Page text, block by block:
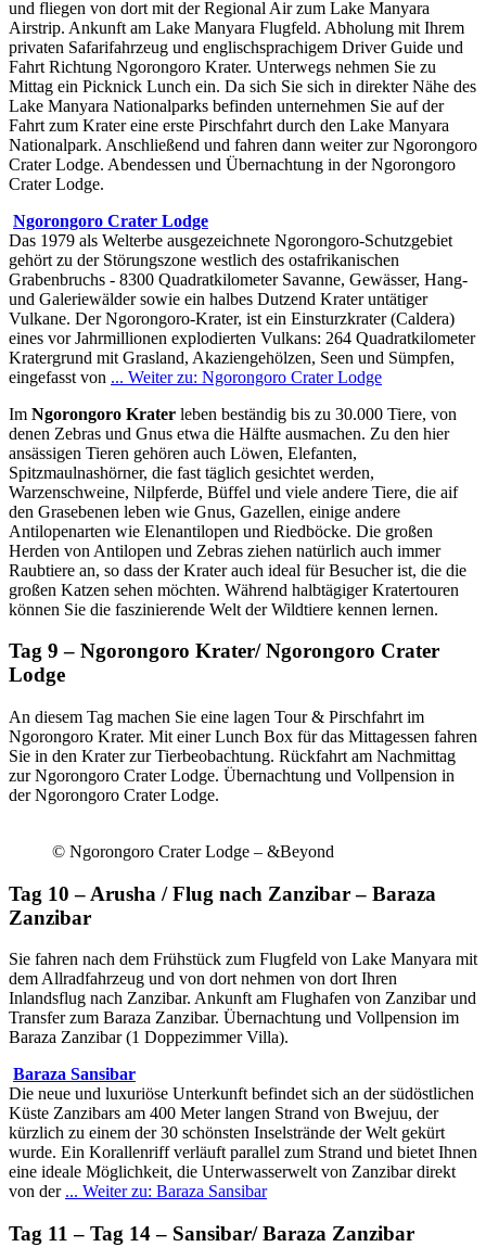
und fliegen von dort mit der Regional Air zum Lake Manyara
Airstrip. Ankunft am Lake Manyara Flugfeld. Abholung mit Ihrem
privaten Safarifahrzeug und englischsprachigem Driver Guide und
Fahrt Richtung Ngorongoro Krater. Unterwegs nehmen Sie zu
Mittag ein Picknick Lunch ein. Da sich Sie sich in direkter Nähe des
Lake Manyara Nationalparks befinden unternehmen Sie auf der
Fahrt zum Krater eine erste Pirschfahrt durch den Lake Manyara
Nationalpark. Anschließend und fahren dann weiter zur Ngorongoro
Crater Lodge. Abendessen und Übernachtung in der Ngorongoro
Crater Lodge.
Ngorongoro Crater Lodge
Das 1979 als Welterbe ausgezeichnete Ngorongoro-Schutzgebiet
gehört zu der Störungszone westlich des ostafrikanischen
Grabenbruchs - 8300 Quadratkilometer Savanne, Gewässer, Hang-
und Galeriewälder sowie ein halbes Dutzend Krater untätiger
Vulkane. Der Ngorongoro-Krater, ist ein Einsturzkrater (Caldera)
eines vor Jahrmillionen explodierten Vulkans: 264 Quadratkilometer
Kratergrund mit Grasland, Akaziengehölzen, Seen und Sümpfen,
eingefasst von ... Weiter zu: Ngorongoro Crater Lodge
Im Ngorongoro Krater leben beständig bis zu 30.000 Tiere, von
denen Zebras und Gnus etwa die Hälfte ausmachen. Zu den hier
ansässigen Tieren gehören auch Löwen, Elefanten,
Spitzmaulnashörner, die fast täglich gesichtet werden,
Warzenschweine, Nilpferde, Büffel und viele andere Tiere, die aif
den Grasebenen leben wie Gnus, Gazellen, einige andere
Antilopenarten wie Elenantilopen und Riedböcke. Die großen
Herden von Antilopen und Zebras ziehen natürlich auch immer
Raubtiere an, so dass der Krater auch ideal für Besucher ist, die die
großen Katzen sehen möchten. Während halbtägiger Kratertouren
können Sie die faszinierende Welt der Wildtiere kennen lernen.
Tag 9 – Ngorongoro Krater/ Ngorongoro Crater
Lodge
An diesem Tag machen Sie eine lagen Tour & Pirschfahrt im
Ngorongoro Krater. Mit einer Lunch Box für das Mittagessen fahren
Sie in den Krater zur Tierbeobachtung. Rückfahrt am Nachmittag
zur Ngorongoro Crater Lodge. Übernachtung und Vollpension in
der Ngorongoro Crater Lodge.
© Ngorongoro Crater Lodge – &Beyond
Tag 10 – Arusha / Flug nach Zanzibar – Baraza
Zanzibar
Sie fahren nach dem Frühstück zum Flugfeld von Lake Manyara mit
dem Allradfahrzeug und von dort nehmen von dort Ihren
Inlandsflug nach Zanzibar. Ankunft am Flughafen von Zanzibar und
Transfer zum Baraza Zanzibar. Übernachtung und Vollpension im
Baraza Zanzibar (1 Doppezimmer Villa).
Baraza Sansibar
Die neue und luxuriöse Unterkunft befindet sich an der südöstlichen
Küste Zanzibars am 400 Meter langen Strand von Bwejuu, der
kürzlich zu einem der 30 schönsten Inselstrände der Welt gekürt
wurde. Ein Korallenriff verläuft parallel zum Strand und bietet Ihnen
eine ideale Möglichkeit, die Unterwasserwelt von Zanzibar direkt
von der ... Weiter zu: Baraza Sansibar
Tag 11 – Tag 14 – Sansibar/ Baraza Zanzibar